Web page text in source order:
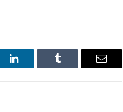
LinkedIn Tumblr Email